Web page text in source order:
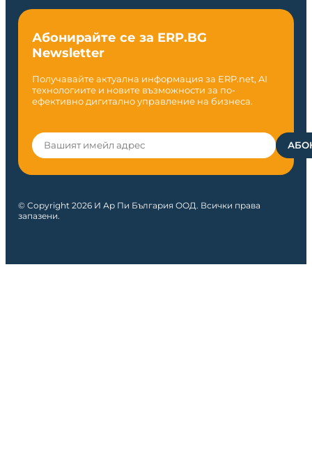
Абонирайте се за ERP.BG
Newsletter
Получавайте актуална информация за ERP.net, AI
технологиите и новите възможности за по-
ефективно дигитално управление на бизнеса.
© Copyright 2026 И Ар Пи България ООД. Всички права
запазени.